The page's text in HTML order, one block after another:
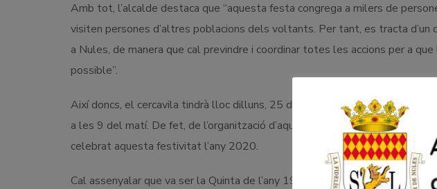
Amb tot, l’alcalde destaca que “aquesta festa congrega a milers de
visiten persones d’altres poblacions dels voltants. Per tant, es tracta
a Nules, de manera que cal previndre i coordinar totes les accions per a
possible”.
Així doncs, el cercavila tindrà lloc dilluns, 25 d’abril, i les quintes
a les 9 del matí. De fet, de l’organització d’aquesta festa s’encarrega
celebrat aquesta festivitat l’any 2020.
Cal assenyalar que va ser la Quinta de l’any 1961 la que en el seu dia va